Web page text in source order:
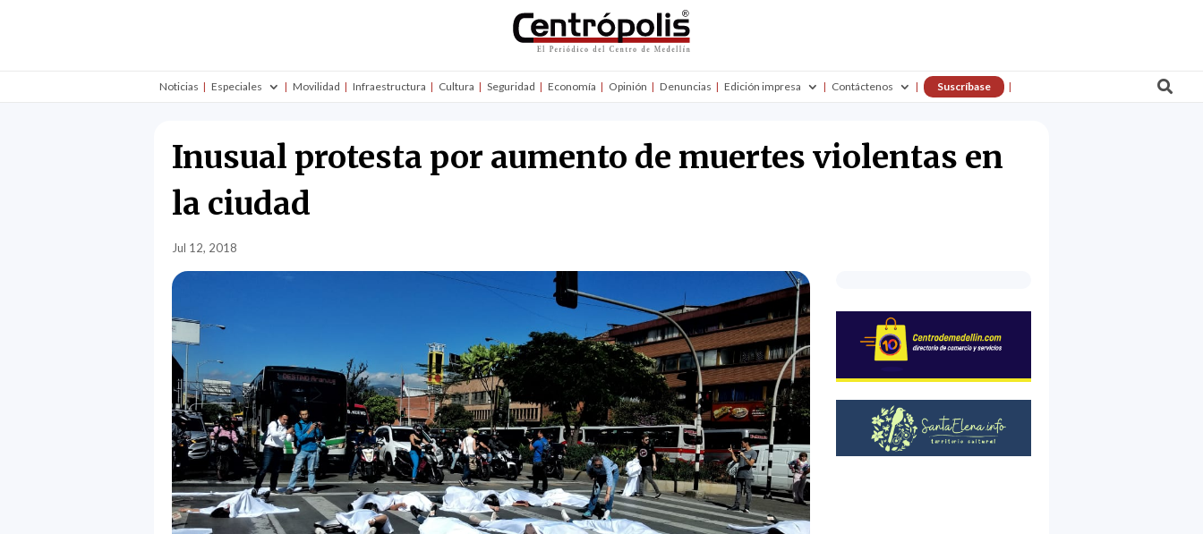
Noticias Especiales Movilidad Infraestructura Cultura Seguridad Economía Opinión Denuncias Edición impresa Contáctenos Suscríbase 
Inusual protesta por aumento de muertes violentas en
la ciudad
Jul 12, 2018